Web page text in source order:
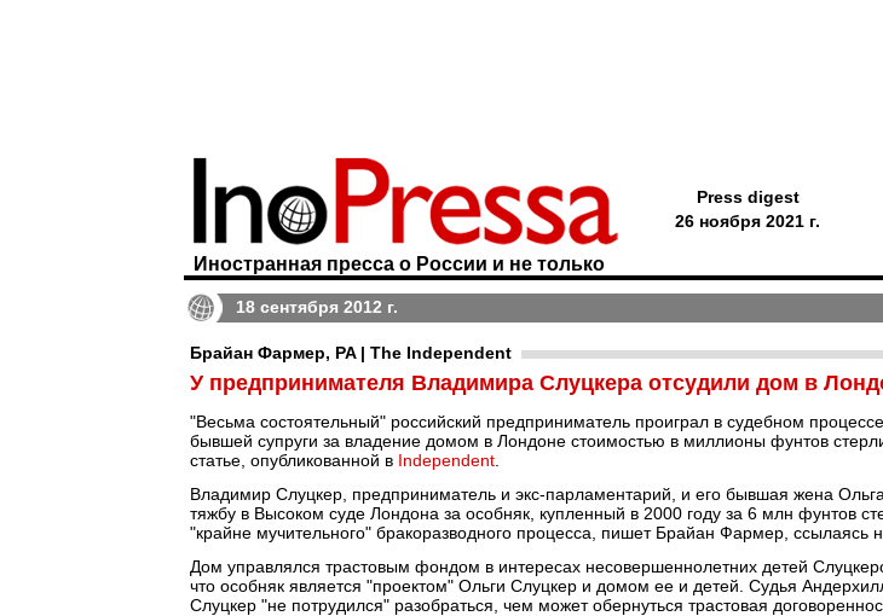
Иностранная пресса о России и не только
Press digest
26 ноября 2021 г.
18 сентября 2012 г.
Брайан Фармер, PA | The Independent
У предпринимателя Владимира Слуцкера отсудили дом в
"Весьма состоятельный" российский предприниматель проиграл в судебном
бывшей супруги за владение домом в Лондоне стоимостью в миллионы фунтов
статье, опубликованной в Independent
Владимир Слуцкер, предприниматель и экс-парламентарий, и его бывшая жена
тяжбу в Высоком суде Лондона за особняк, купленный в 2000 году за 6 млн фунтов
"крайне мучительного" бракоразводного процесса, пишет Брайан Фармер, ссылаясь
Дом управлялся трастовым фондом в интересах несовершеннолетних детей
что особняк является "проектом" Ольги Слуцкер и домом ее и детей. Судья
Слуцкер "не потрудился" разобраться, чем может обернуться трастовая